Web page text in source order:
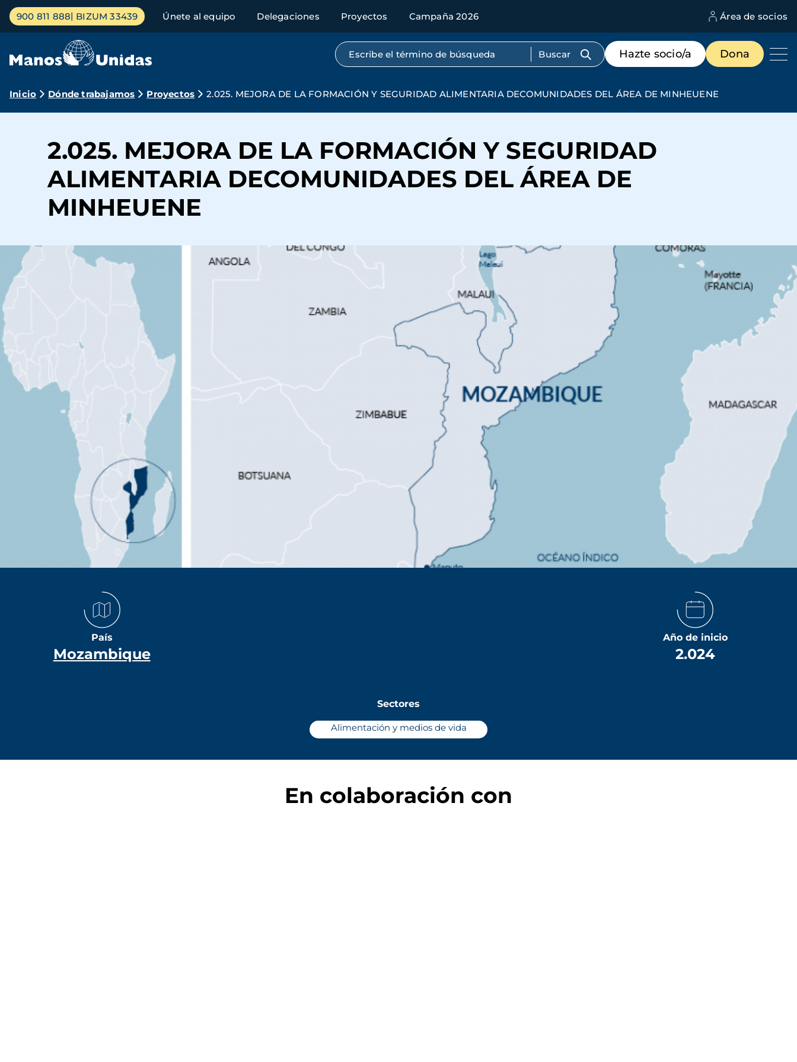
Pasar
contenido
Menú
principal
900 811 888 BIZUM 33439 Únete al equipo Delegaciones Proyectos Campaña 2026 Área de socios
Búsqueda por texto completo
Menú
de
destacados
Hazte socio/a Dona
Ruta
navegación
Inicio Dónde trabajamos Proyectos 2.025. MEJORA DE LA FORMACIÓN Y SEGURIDAD ALIMENTARIA DECOMUNIDADES DEL ÁREA DE MINHEUENE
2.025. MEJORA DE LA FORMACIÓN Y SEGURIDAD
ALIMENTARIA DECOMUNIDADES DEL ÁREA DE
MINHEUENE
País
Mozambique
Año de inicio
2.024
Sectores
Alimentación y medios de vida
En colaboración con